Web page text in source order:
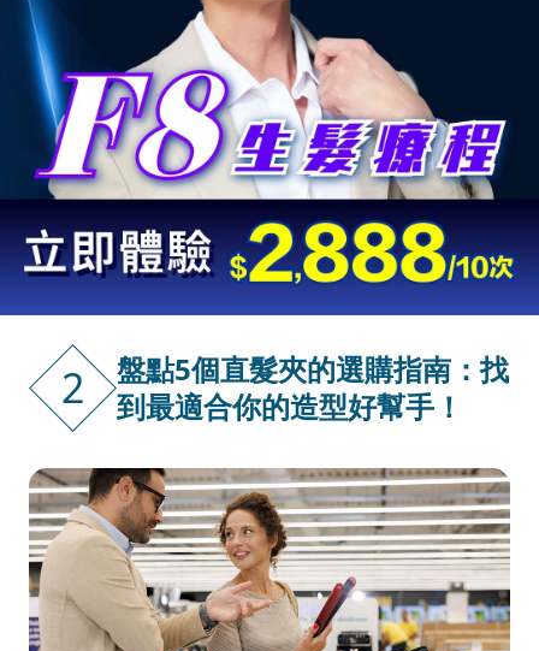
2
盤點5個直髮夾的選購指南：找
到最適合你的造型好幫手！